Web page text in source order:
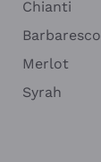
Chianti
Barbaresco
Merlot
Syrah